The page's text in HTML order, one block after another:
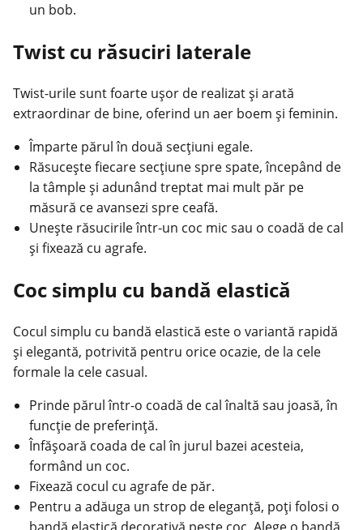
un bob.
Twist cu răsuciri laterale
Twist-urile sunt foarte ușor de realizat și arată
extraordinar de bine, oferind un aer boem și feminin.
Împarte părul în două secțiuni egale.
Răsucește fiecare secțiune spre spate, începând de
la tâmple și adunând treptat mai mult păr pe
măsură ce avansezi spre ceafă.
Unește răsucirile într-un coc mic sau o coadă de cal
și fixează cu agrafe.
Coc simplu cu bandă elastică
Cocul simplu cu bandă elastică este o variantă rapidă
și elegantă, potrivită pentru orice ocazie, de la cele
formale la cele casual.
Prinde părul într-o coadă de cal înaltă sau joasă, în
funcție de preferință.
Înfășoară coada de cal în jurul bazei acesteia,
formând un coc.
Fixează cocul cu agrafe de păr.
Pentru a adăuga un strop de eleganță, poți folosi o